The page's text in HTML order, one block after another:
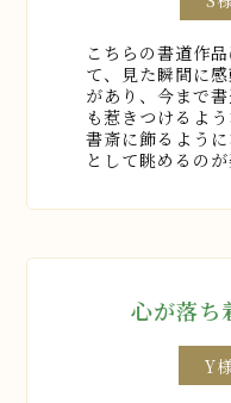
こちらの書道作
て、見た瞬間に
があり、今まで
も惹きつけるよ
書斎に飾るよう
として眺めるの
心が落ち
Y
弊社が別途定める
バシーポリシーは
から効力を生じる
10．お問い合わせ
本ポリシーに関す
住所：大分県別府
代表者氏名：荒
Eメールアドレス：